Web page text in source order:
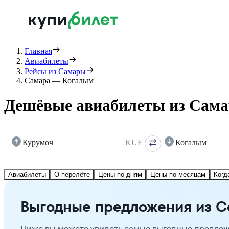
Главная
Авиабилеты
Рейсы из Самары
Самара — Когалым
Дешёвые авиабилеты из
Курумоч KUF Когалым
Авиабилеты О перелёте Цены по дням Цены по месяцам
Выгодные предложения из